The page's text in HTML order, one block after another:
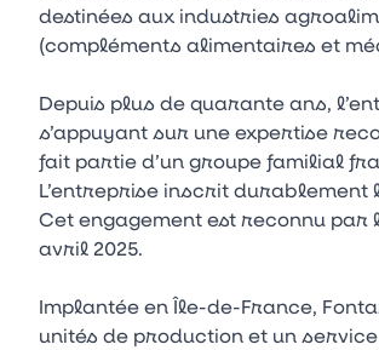
destinées aux industries
(compléments alimentaires et
Depuis plus de quarante ans,
s’appuyant sur une expertise
fait partie d’un groupe familial
L’entreprise inscrit durablement
Cet engagement est reconnu par
avril 2025.
Implantée en Île-de-France,
unités de production et un